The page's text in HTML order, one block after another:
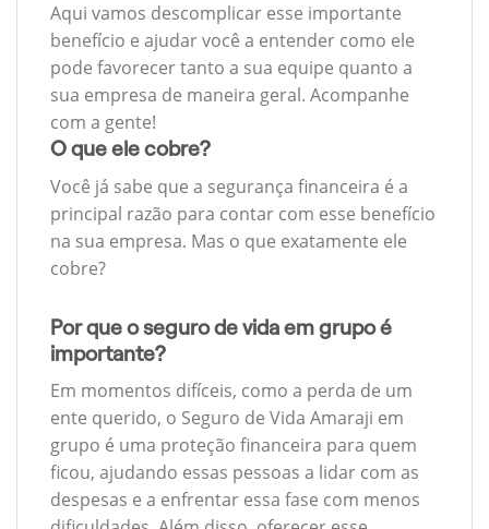
Aqui vamos descomplicar esse importante
benefício e ajudar você a entender como ele
pode favorecer tanto a sua equipe quanto a
sua empresa de maneira geral. Acompanhe
com a gente!
O que ele cobre?
Você já sabe que a segurança financeira é a
principal razão para contar com esse benefício
na sua empresa. Mas o que exatamente ele
cobre?
Por que o seguro de vida em grupo é
importante?
Em momentos difíceis, como a perda de um
ente querido, o Seguro de Vida Amaraji em
grupo é uma proteção financeira para quem
ficou, ajudando essas pessoas a lidar com as
despesas e a enfrentar essa fase com menos